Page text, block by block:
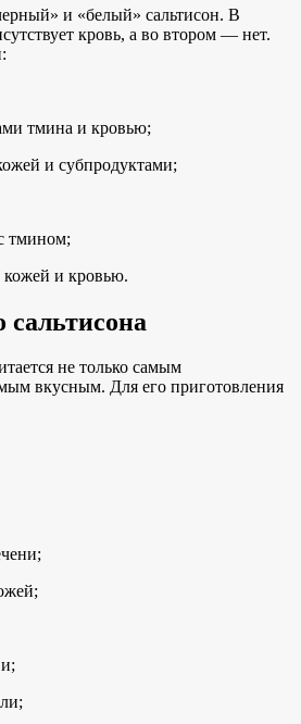
и «белый» сальтисон. В
кровь, а во втором — нет.
тмина и кровью;
и субпродуктами;
тмином;
и кровью.
сальтисона
не только самым
вкусным. Для его приготовления